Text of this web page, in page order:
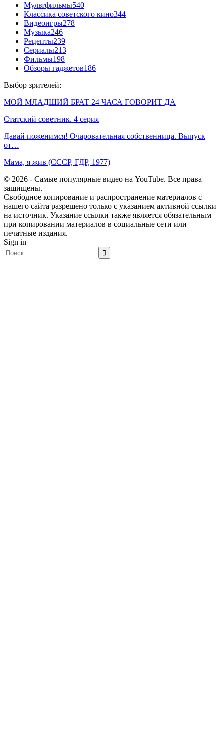
Мультфильмы540
Классика советского кино344
Видеоигры278
Музыка246
Рецепты239
Сериалы213
Фильмы198
Обзоры гаджетов186
Выбор зрителей:
МОЙ МЛАДШИЙ БРАТ 24 ЧАСА ГОВОРИТ ДА
Статский советник. 4 серия
Давай поженимся! Очаровательная собственница. Выпуск
от…
Мама, я жив (СССР, ГДР, 1977)
© 2026 - Самые популярные видео на YouTube. Все права
защищены.
Свободное копирование и распространение материалов с
нашего сайта разрешено только с указанием активной ссылки
на источник. Указание ссылки также является обязательным
при копировании материалов в социальные сети или
печатные издания.
Sign in